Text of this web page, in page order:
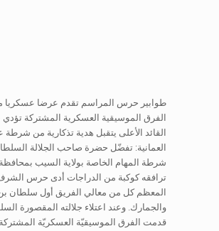
طوابير حرس المراسم تقدم عرضا عسكريا
الفرق الموسيقية العسكرية المشتركة
القائد الأعلى يتقبل هدية تذكارية من
العمانية: تفضّل حضرة صاحب الجلالة
شرطة المهام الخاصة بولاية السيب
ترافقه كوكبة من الدراجات أدى حرس
المعظم كل من معالي الفريق أول سلطان
والجمارك. وعند اعتلاء جلالته المقصورة
قدمت الفرق الموسيقيّة العسكريّة